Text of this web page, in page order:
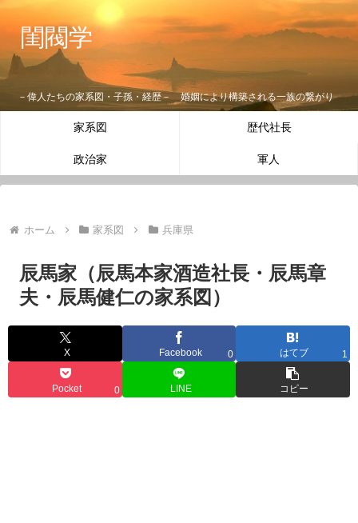
閨閥学
－偉人たちの家系図・子孫・経歴－ 婚姻により構築される一族の繋がり
家系図 歴代社長
政治家 軍人
ホーム 家系図 兵庫県
辰馬家（辰馬本家酒造社長・辰馬章
夫・辰馬健仁の家系図）
X Facebook 0 はてブ 1
Pocket 0 LINE コピー